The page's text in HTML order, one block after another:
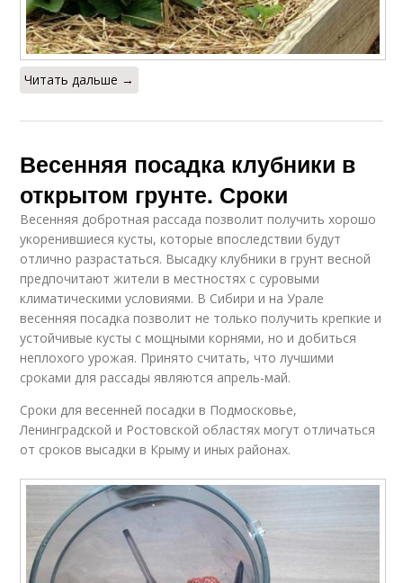
Читать дальше →
Весенняя посадка клубники в
открытом грунте. Сроки
Весенняя добротная рассада позволит получить хорошо
укоренившиеся кусты, которые впоследствии будут
отлично разрастаться. Высадку клубники в грунт весной
предпочитают жители в местностях с суровыми
климатическими условиями. В Сибири и на Урале
весенняя посадка позволит не только получить крепкие и
устойчивые кусты с мощными корнями, но и добиться
неплохого урожая. Принято считать, что лучшими
сроками для рассады являются апрель-май.
Сроки для весенней посадки в Подмосковье,
Ленинградской и Ростовской областях могут отличаться
от сроков высадки в Крыму и иных районах.